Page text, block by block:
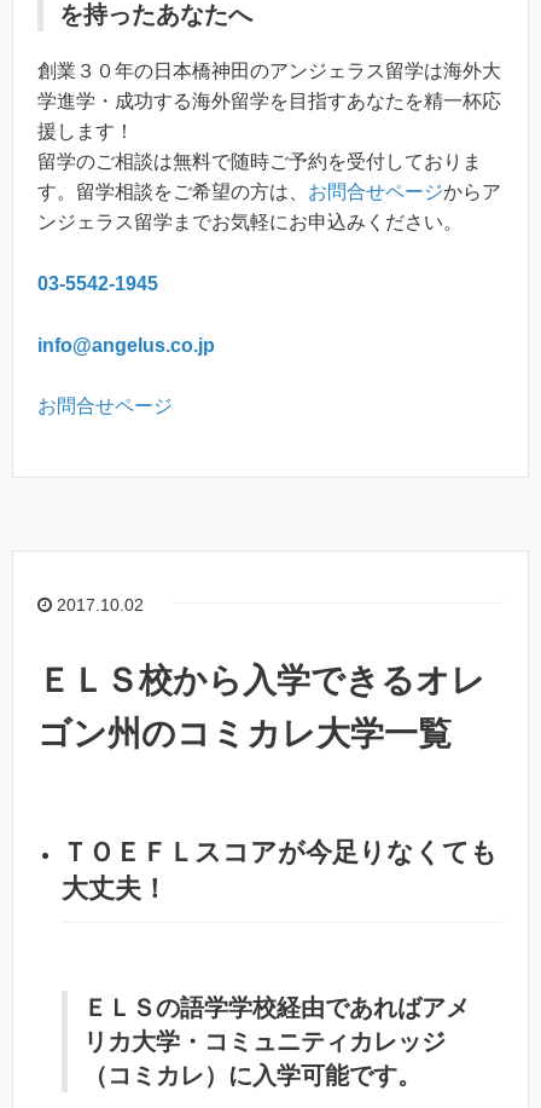
を持ったあなたへ
創業３０年の日本橋神田のアンジェラス留学は海外大
学進学・成功する海外留学を目指すあなたを精一杯応
援します！
留学のご相談は無料で随時ご予約を受付しておりま
す。留学相談をご希望の方は、 お問合せページからア
ンジェラス留学までお気軽にお申込みください。
03-5542-1945
info@angelus.co.jp
お問合せページ
2017.10.02
ＥＬＳ校から入学できるオレ
ゴン州のコミカレ大学一覧
ＴＯＥＦＬスコアが今足りなくても
大丈夫！
ＥＬＳの語学学校経由であればアメ
リカ大学・コミュニティカレッジ
（コミカレ） に入学可能です。